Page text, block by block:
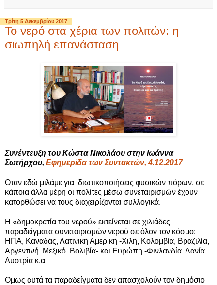
Τρίτη 5 Δεκεμβρίου 2017
Το νερό στα χέρια των πολιτών: η
σιωπηλή επανάσταση
Συνέντευξη του Κώστα Νικολάου στην Ιωάννα
Σωτήρχου, Εφημερίδα των Συντακτών, 4.12.2017
Οταν εδώ μιλάμε για ιδιωτικοποιήσεις φυσικών πόρων, σε
κάποια άλλα μέρη οι πολίτες μέσω συνεταιρισμών έχουν
κατορθώσει να τους διαχειρίζονται συλλογικά.
Η «δημοκρατία του νερού» εκτείνεται σε χιλιάδες
παραδείγματα συνεταιρισμών νερού σε όλον τον κόσμο:
ΗΠΑ, Καναδάς, Λατινική Αμερική -Χιλή, Κολομβία, Βραζιλία,
Αργεντινή, Μεξικό, Βολιβία- και Ευρώπη -Φινλανδία, Δανία,
Αυστρία κ.α.
Ομως αυτά τα παραδείγματα δεν απασχολούν τον δημόσιο